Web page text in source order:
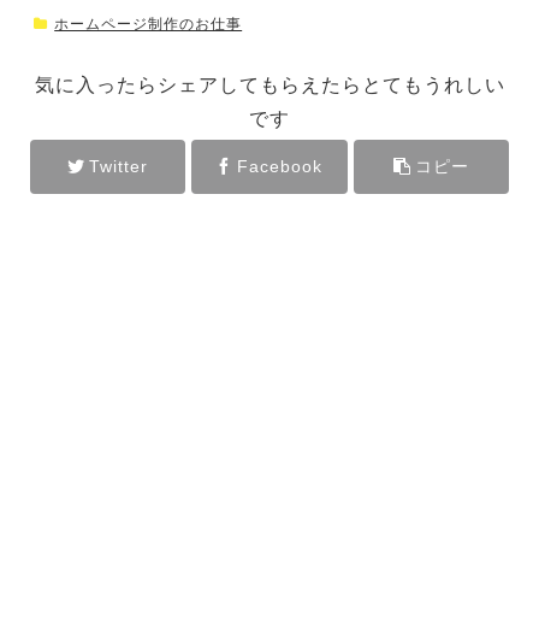
ホームページ制作のお仕事
気に入ったらシェアしてもらえたらとてもうれしい
です
Twitter Facebook コピー